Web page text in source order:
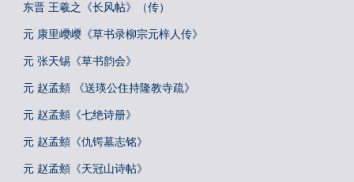
东晋 王羲之《长风帖》（传）
元 康里巎巎《草书录柳宗元梓人传》
元 张天锡《草书韵会》
元 赵孟頫 《送瑛公住持隆教寺疏》
元 赵孟頫《七绝诗册》
元 赵孟頫《仇锷墓志铭》
元 赵孟頫《天冠山诗帖》